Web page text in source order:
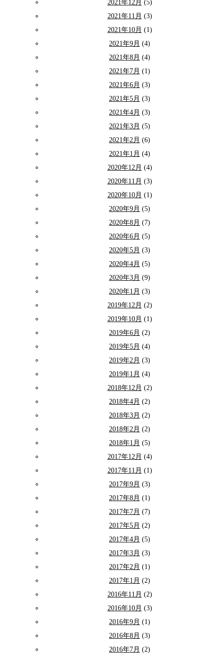
2021年12月 (5)
2021年11月 (3)
2021年10月 (1)
2021年9月 (4)
2021年8月 (4)
2021年7月 (1)
2021年6月 (3)
2021年5月 (3)
2021年4月 (3)
2021年3月 (5)
2021年2月 (6)
2021年1月 (4)
2020年12月 (4)
2020年11月 (3)
2020年10月 (1)
2020年9月 (5)
2020年8月 (7)
2020年6月 (5)
2020年5月 (3)
2020年4月 (5)
2020年3月 (9)
2020年1月 (3)
2019年12月 (2)
2019年10月 (1)
2019年6月 (2)
2019年5月 (4)
2019年2月 (3)
2019年1月 (4)
2018年12月 (2)
2018年4月 (2)
2018年3月 (2)
2018年2月 (2)
2018年1月 (5)
2017年12月 (4)
2017年11月 (1)
2017年9月 (3)
2017年8月 (1)
2017年7月 (7)
2017年5月 (2)
2017年4月 (5)
2017年3月 (3)
2017年2月 (1)
2017年1月 (2)
2016年11月 (2)
2016年10月 (3)
2016年9月 (1)
2016年8月 (3)
2016年7月 (2)